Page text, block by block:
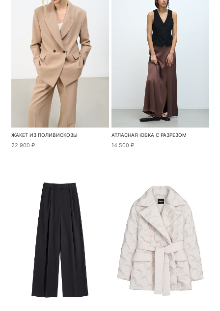
ЖАКЕТ ИЗ ПОЛИВИСКОЗЫ
22 900 ₽
АТЛАСНАЯ ЮБКА С РАЗРЕЗОМ
14 500 ₽